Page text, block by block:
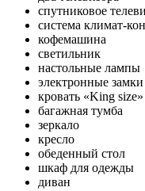
спутниковое
система климат-
кофемашина
светильник
настольные лампы
электронные замки
кровать «King size»
багажная тумба
зеркало
кресло
обеденный стол
шкаф для одежды
диван